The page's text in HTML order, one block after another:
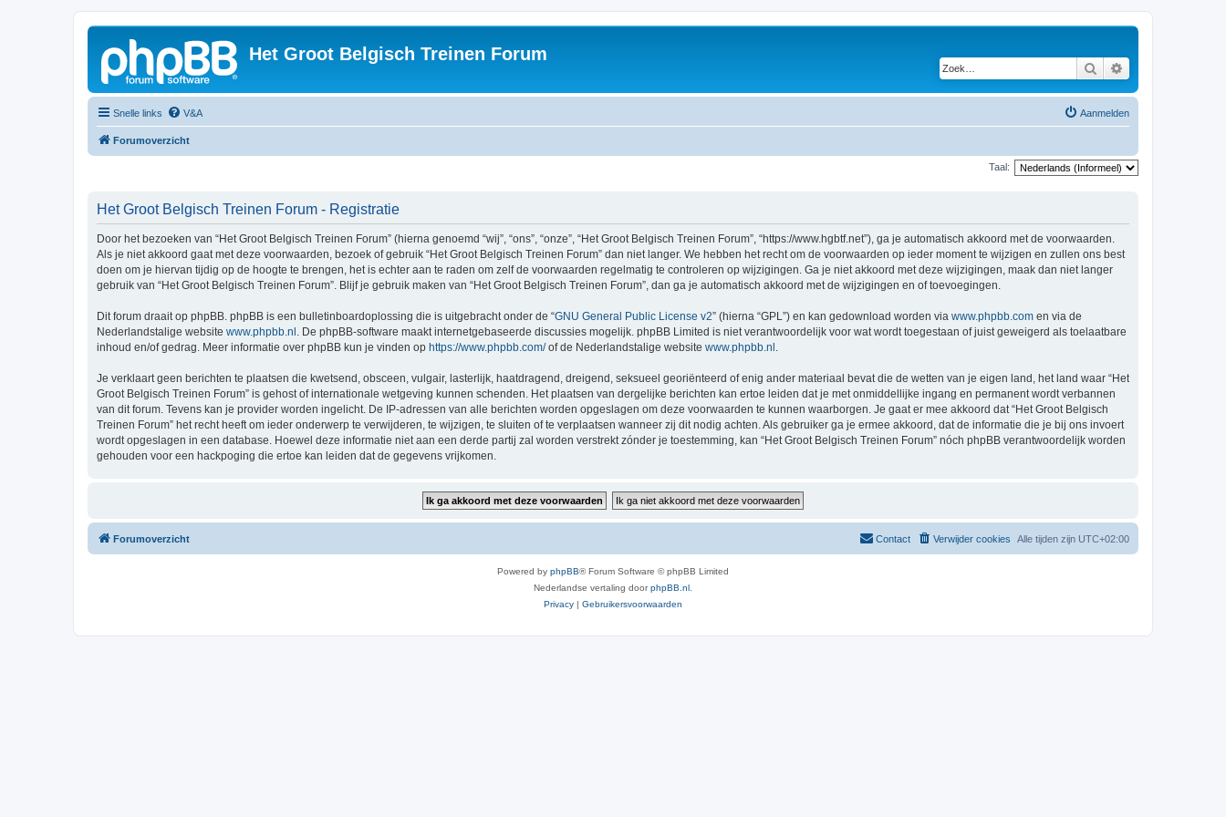
Het Groot Belgisch Treinen Forum
Zoek
Snelle links V&A Aanmelden
Forumoverzicht
Taal:
Het Groot Belgisch Treinen Forum - Registratie
Door het bezoeken van “Het Groot Belgisch Treinen Forum” (hierna genoemd “wij”, “ons”, “onze”, “Het Groot Belgisch Treinen Forum”, “https://www.hgbtf.net”), ga je automatisch akkoord met de voorwaarden.
Als je niet akkoord gaat met deze voorwaarden, bezoek of gebruik “Het Groot Belgisch Treinen Forum” dan niet langer. We hebben het recht om de voorwaarden op ieder moment te wijzigen en zullen ons best
doen om je hiervan tijdig op de hoogte te brengen, het is echter aan te raden om zelf de voorwaarden regelmatig te controleren op wijzigingen. Ga je niet akkoord met deze wijzigingen, maak dan niet langer
gebruik van “Het Groot Belgisch Treinen Forum”. Blijf je gebruik maken van “Het Groot Belgisch Treinen Forum”, dan ga je automatisch akkoord met de wijzigingen en of toevoegingen.
Dit forum draait op phpBB. phpBB is een bulletinboardoplossing die is uitgebracht onder de “GNU General Public License v2” (hierna “GPL”) en kan gedownload worden via www.phpbb.com en via de
Nederlandstalige website www.phpbb.nl . De phpBB-software maakt internetgebaseerde discussies mogelijk. phpBB Limited is niet verantwoordelijk voor wat wordt toegestaan of juist geweigerd als toelaatbare
inhoud en/of gedrag. Meer informatie over phpBB kun je vinden op https://www.phpbb.com/of de Nederlandstalige website www.phpbb.nl
Je verklaart geen berichten te plaatsen die kwetsend, obsceen, vulgair, lasterlijk, haatdragend, dreigend, seksueel georiënteerd of enig ander materiaal bevat die de wetten van je eigen land, het land waar “Het
Groot Belgisch Treinen Forum” is gehost of internationale wetgeving kunnen schenden. Het plaatsen van dergelijke berichten kan ertoe leiden dat je met onmiddellijke ingang en permanent wordt verbannen
van dit forum. Tevens kan je provider worden ingelicht. De IP-adressen van alle berichten worden opgeslagen om deze voorwaarden te kunnen waarborgen. Je gaat er mee akkoord dat “Het Groot Belgisch
Treinen Forum” het recht heeft om ieder onderwerp te verwijderen, te wijzigen, te sluiten of te verplaatsen wanneer zij dit nodig achten. Als gebruiker ga je ermee akkoord, dat de informatie die je bij ons invoert
wordt opgeslagen in een database. Hoewel deze informatie niet aan een derde partij zal worden verstrekt zónder je toestemming, kan “Het Groot Belgisch Treinen Forum” nóch phpBB verantwoordelijk worden
gehouden voor een hackpoging die ertoe kan leiden dat de gegevens vrijkomen.
Forumoverzicht Alle tijden zijn UTC+02:00
Verwijder cookies
Contact
Powered by phpBB® Forum Software © phpBB Limited
Nederlandse vertaling doorphpBB.nl
Privacy | Gebruikersvoorwaarden